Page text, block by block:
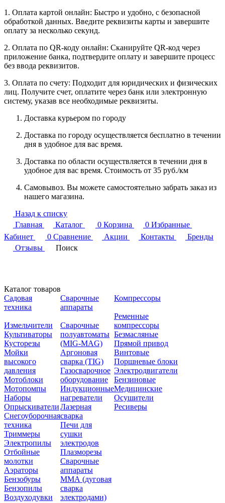
1. Оплата картой онлайн: Быстро и удобно, с безопасной
обработкой данных. Введите реквизиты карты и завершите
оплату за несколько секунд.
2. Оплата по QR-коду онлайн: Сканируйте QR-код через
приложение банка, подтвердите оплату и завершите процесс
без ввода реквизитов.
3. Оплата по счету: Подходит для юридических и физических
лиц. Получите счет, оплатите через банк или электронную
систему, указав все необходимые реквизиты.
Доставка курьером по городу
Доставка по городу осуществляется бесплатно в течении
дня в удобное для вас время.
Доставка по области осуществляется в течении дня в
удобное для вас время. Стоимость от 35 руб./км
Самовывоз. Вы можете самостоятельно забрать заказ из
нашего магазина.
Назад к списку
Главная
Каталог 0 Корзина 0 Избранные
Кабинет
0 Сравнение Акции Контакты
Бренды
Отзывы
Поиск
Каталог товаров
Садовая
техника
Измельчители
Культиваторы
Кусторезы
Мойки
высокого
давления
Мотоблоки
Мотопомпы
Наборы
Опрыскиватели
Снегоуборочная
техника
Триммеры
Электропилы
Отбойные
молотки
Аэраторы
Бензобуры
Бензопилы
Воздуходувки
Сварочные
аппараты
Сварочные
полуавтоматы
(MIG-MAG)
Аргоновая
сварка (TIG)
Газосварочное
оборудование
Индукционные
нагреватели
Лазерная
сварка
Печи для
сушки
электродов
Плазморезы
Сварочные
аппараты
ММА (дуговая
сварка
электродами)
Компрессоры
Ременные
компрессоры
Безмасляные
Прямой привод
Винтовые
Поршневые блоки
Электродвигатели
Бензиновые
Медицинские
Осушители
Ресиверы